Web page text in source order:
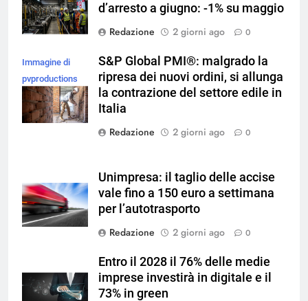
d’arresto a giugno: -1% su maggio
Redazione
2 giorni ago 0
Immagine di
pvproductions
su Magnific
S&P Global PMI®: malgrado la
ripresa dei nuovi ordini, si allunga
la contrazione del settore edile in
Italia
Redazione
2 giorni ago 0
Unimpresa: il taglio delle accise
vale fino a 150 euro a settimana
per l’autotrasporto
Redazione
2 giorni ago 0
Entro il 2028 il 76% delle medie
imprese investirà in digitale e il
73% in green